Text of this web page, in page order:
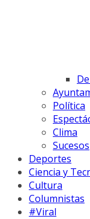
Política
Clima
Sucesos
Deportes
Ciencia y
Cultura
Columnistas
#Viral